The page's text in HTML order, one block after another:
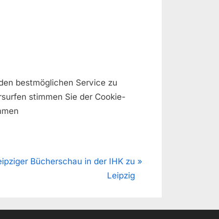
bestmöglichen Service zu
stimmen Sie der Cookie-
Bücherschau in der IHK zu
Leipzig